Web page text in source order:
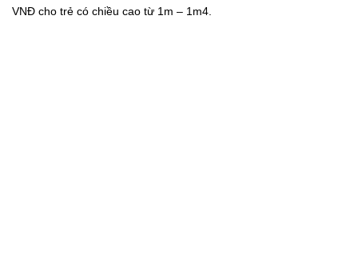
VNĐ cho trẻ có chiều cao từ 1m – 1m4.